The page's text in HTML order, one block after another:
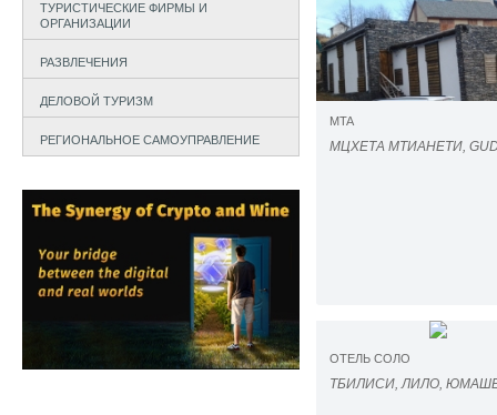
ТУРИСТИЧЕСКИЕ ФИРМЫ И
ОРГАНИЗАЦИИ
РАЗВЛЕЧЕНИЯ
ДЕЛОВОЙ ТУРИЗМ
РЕГИОНАЛЬНОЕ САМОУПРАВЛЕНИЕ
MTA
МЦХЕТА МТИАНЕТИ,
ОТЕЛЬ СОЛО
ТБИЛИСИ, ЛИЛО,